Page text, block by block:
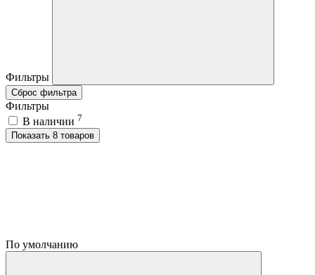
Фильтры
Сброс фильтра
Фильтры
В наличии 7
Показать 8 товаров
По умолчанию